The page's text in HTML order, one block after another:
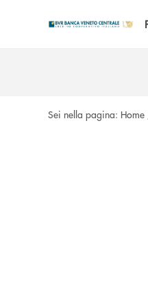
Sei nella pagina: Home